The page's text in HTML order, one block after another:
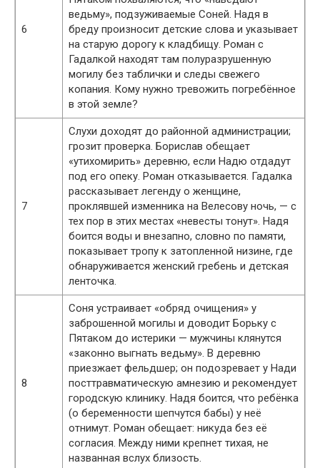
6
ведьму», подзуживаемые Соней. Надя в
бреду произносит детские слова и указывает
на старую дорогу к кладбищу. Роман с
Гадалкой находят там полуразрушенную
могилу без таблички и следы свежего
копания. Кому нужно тревожить погребённое
в этой земле?
7
Слухи доходят до районной администрации;
грозит проверка. Борислав обещает
«утихомирить» деревню, если Надю отдадут
под его опеку. Роман отказывается. Гадалка
рассказывает легенду о женщине,
проклявшей изменника на Велесову ночь, — с
тех пор в этих местах «невесты тонут». Надя
боится воды и внезапно, словно по памяти,
показывает тропу к затопленной низине, где
обнаруживается женский гребень и детская
ленточка.
8
Соня устраивает «обряд очищения» у
заброшенной могилы и доводит Борьку с
Пятаком до истерики — мужчины клянутся
«законно выгнать ведьму». В деревню
приезжает фельдшер; он подозревает у Нади
посттравматическую амнезию и рекомендует
городскую клинику. Надя боится, что ребёнка
(о беременности шепчутся бабы) у неё
отнимут. Роман обещает: никуда без её
согласия. Между ними крепнет тихая, не
названная вслух близость.